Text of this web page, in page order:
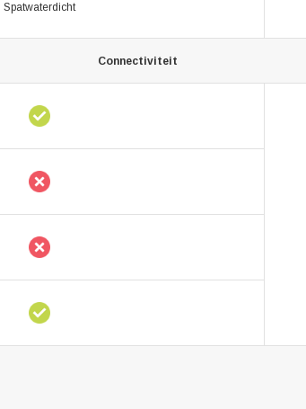
Spatwaterdicht
Connectiviteit